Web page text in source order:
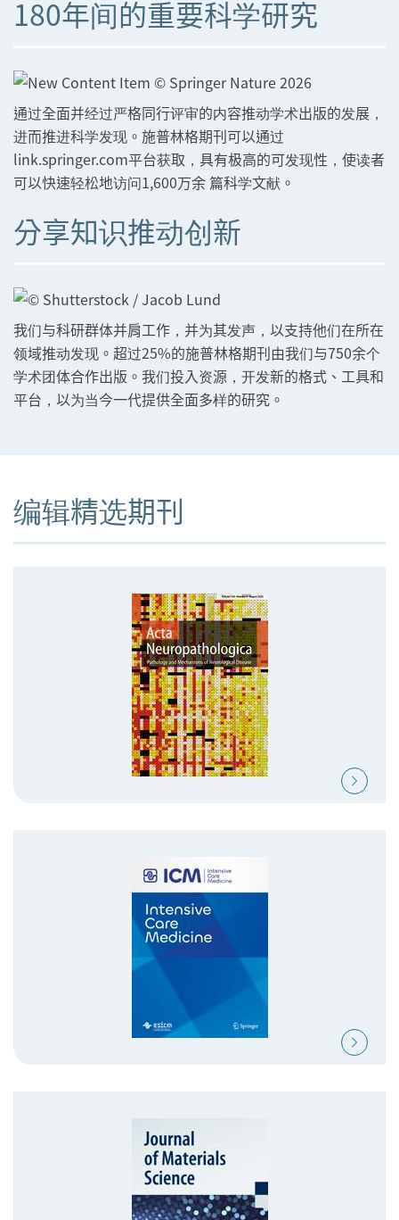
180年间的重要科学研究
通过全面并经过严格同行评审的内容推动学术出版的发展，
进而推进科学发现。施普林格期刊可以通过
link.springer.com平台获取，具有极高的可发现性，使读者
可以快速轻松地访问1,600万余 篇科学文献。
分享知识推动创新
我们与科研群体并肩工作，并为其发声，以支持他们在所在
领域推动发现。超过25%的施普林格期刊由我们与750余个
学术团体合作出版。我们投入资源，开发新的格式、工具和
平台，以为当今一代提供全面多样的研究。
编辑精选期刊